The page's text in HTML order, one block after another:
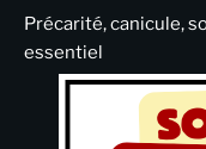
Précarité, canicule,
essentiel